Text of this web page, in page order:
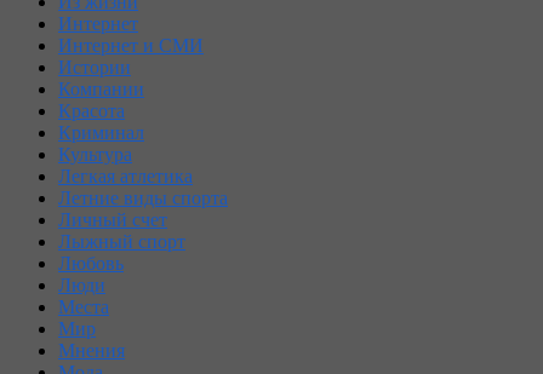
Интернет
Интернет и СМИ
Истории
Компании
Красота
Криминал
Культура
Легкая атлетика
Летние виды спорта
Личный счет
Лыжный спорт
Любовь
Люди
Места
Мир
Мнения